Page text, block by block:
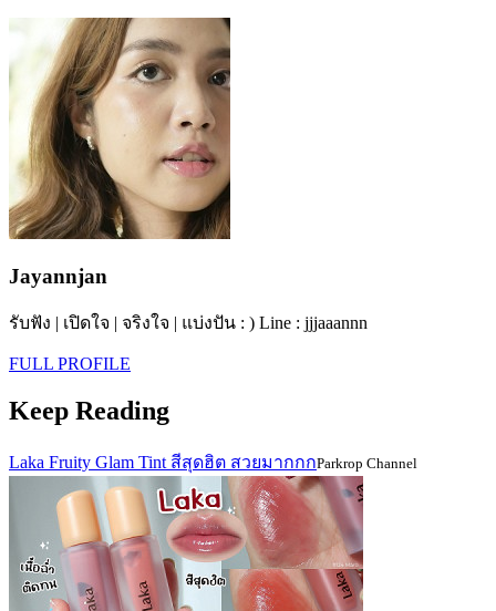
Jayannjan
รับฟัง | เปิดใจ | จริงใจ | แบ่งปัน : ) Line : jjjaaannn
FULL PROFILE
Keep Reading
Laka Fruity Glam Tint สีสุดฮิต สวยมากกกParkrop Channel